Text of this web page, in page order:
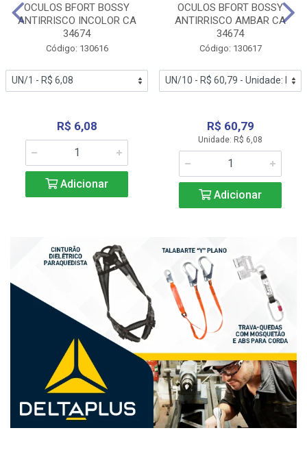
OCULOS BFORT BOSSY
ANTIRRISCO INCOLOR CA
34674
Código: 130616
R$ 6,08
Adicionar
OCULOS BFORT BOSSY
ANTIRRISCO AMBAR CA
34674
Código: 130617
R$ 60,79
Unidade: R$ 6,08
Adicionar